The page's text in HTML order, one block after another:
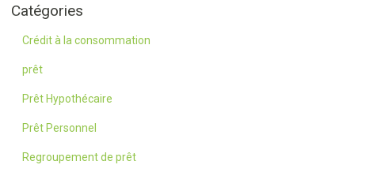
Catégories
Crédit à la consommation
prêt
Prêt Hypothécaire
Prêt Personnel
Regroupement de prêt